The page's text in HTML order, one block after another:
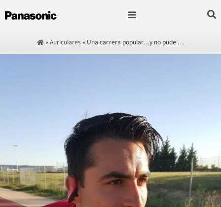
»Auriculares » Una carrera popular…y no pude …